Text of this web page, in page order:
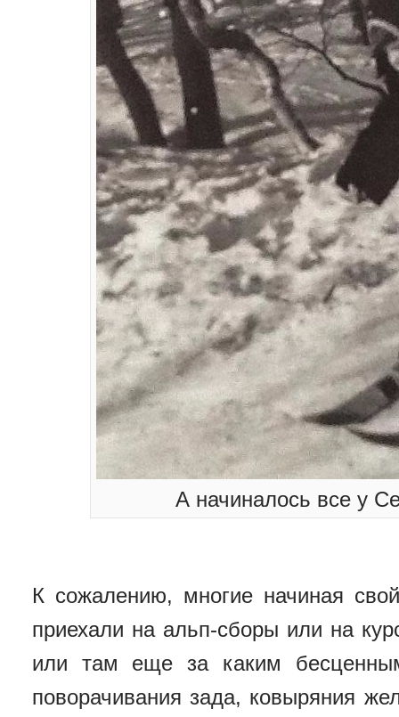
А начиналось все у
К сожалению, многие начиная
приехали на альп-сборы или на
или там еще за каким
поворачивания зада, ковыряния